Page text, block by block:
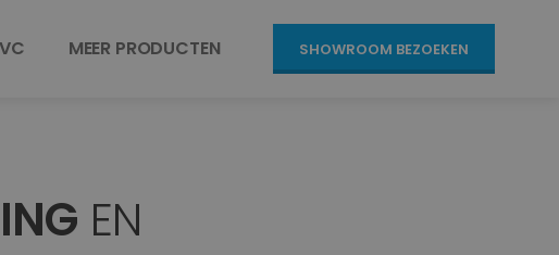
MEER PRODUCTEN SHOWROOM BEZOEKEN
EN